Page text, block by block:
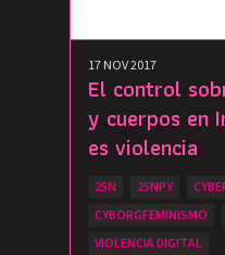
17 NOV 2017
El control
y cuerpos en
es violencia
25N 25NPY
CYBORGFEMINISMO
VIOLENCIA DIGITAL